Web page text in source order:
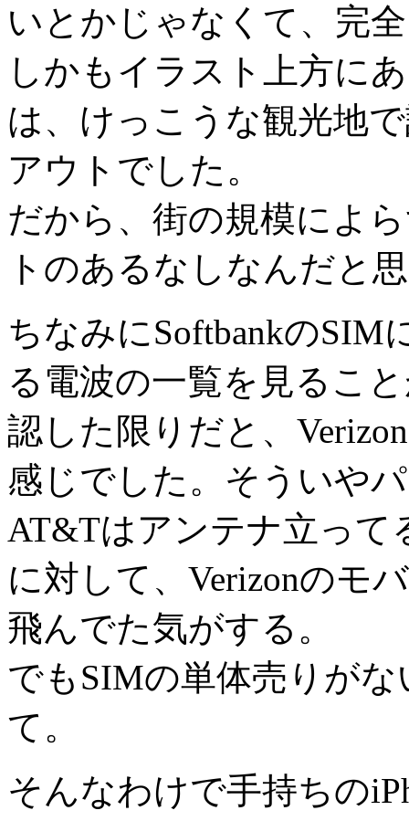
いとかじゃなくて、完
しかもイラスト上方に
は、けっこうな観光地
アウトでした。
だから、街の規模によ
トのあるなしなんだと
ちなみにSoftbankのSIM
る電波の一覧を見るこ
認した限りだと、
感じでした。そういや
AT&Tはアンテナ立って
に対して、Verizonのモ
飛んでた気がする。
でもSIMの単体売りが
て。
そんなわけで手持ちの